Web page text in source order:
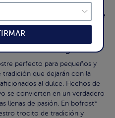
que freírlas en un buen
lista nuestro delicioso postre
Unos momentos muy
celebrar la liturgia
perfecto para pequeños y
tradición que dejarán con la
al dulce. Hechos de
se convierten en un verdadero
llenas de pasión. En bofrost*
trocito de tradición y